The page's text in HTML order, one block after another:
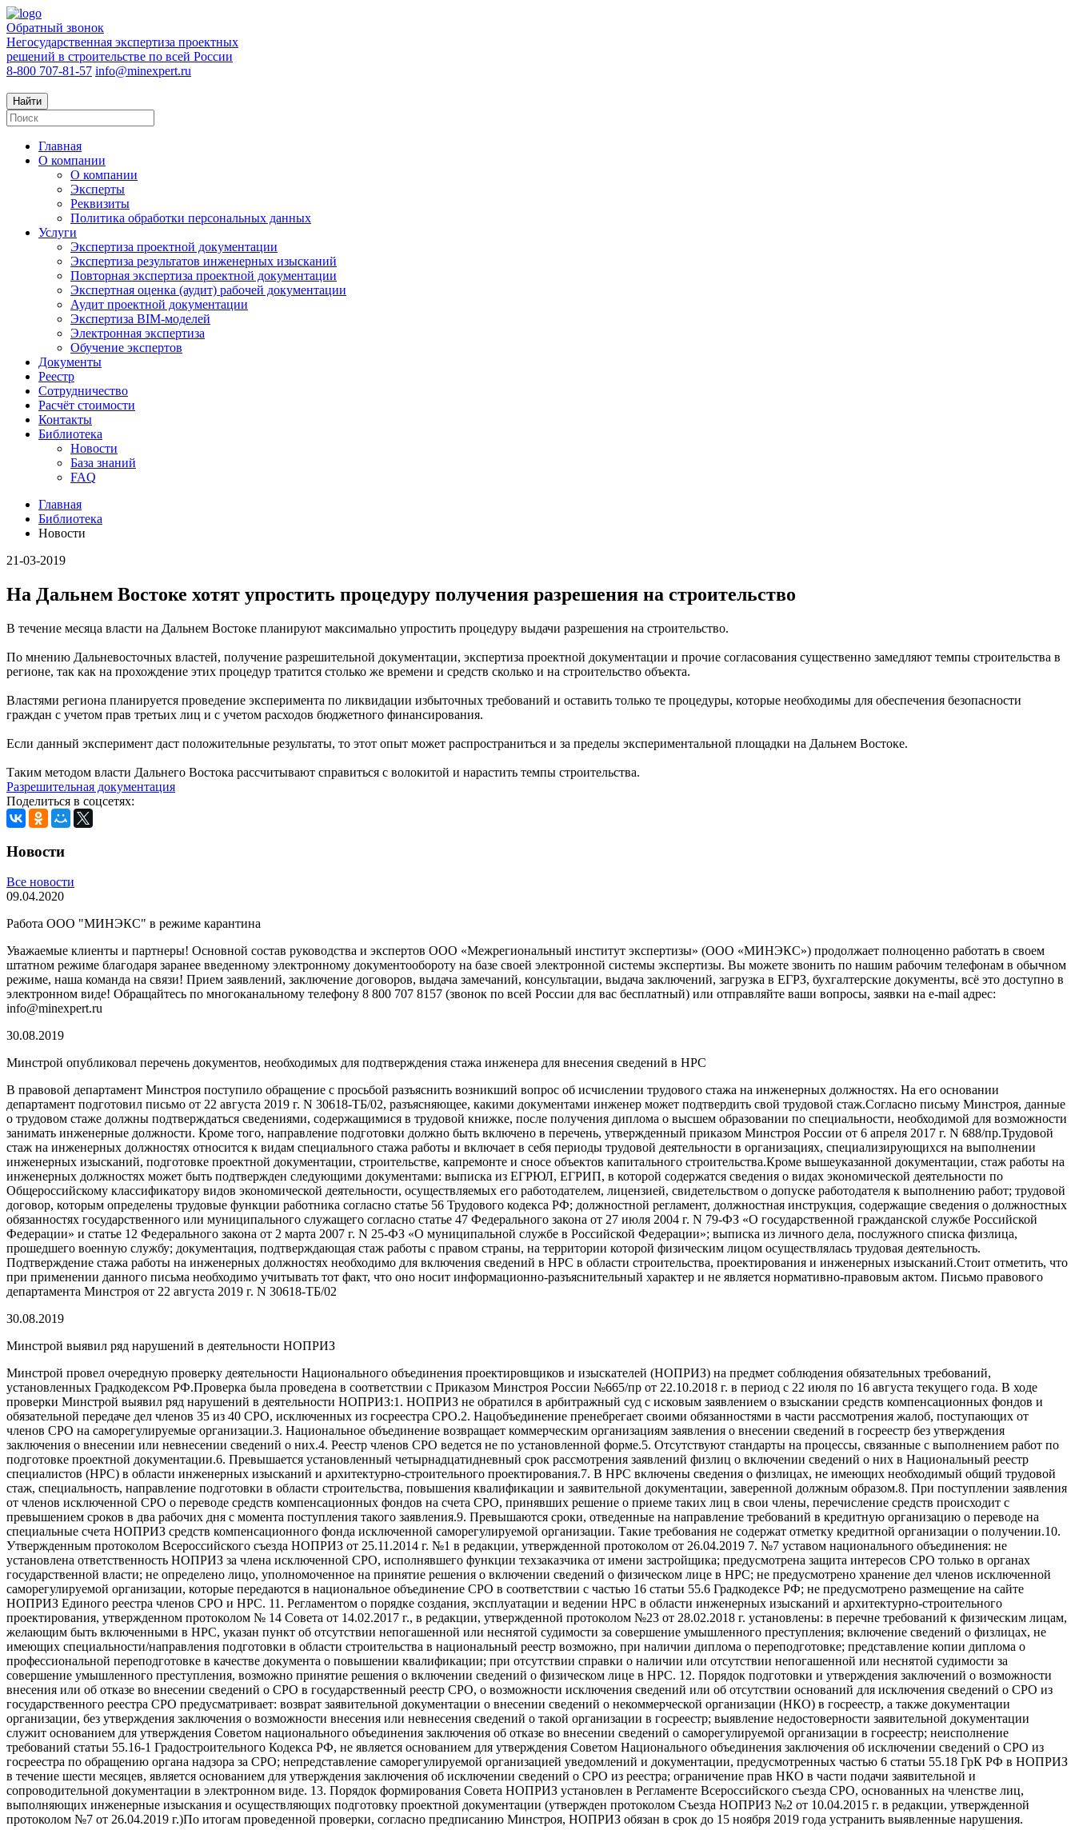
Обратный звонок
Негосударственная экспертиза проектных
решений в строительстве по всей России
8-800 707-81-57 info@minexpert.ru
Найти
Главная
О компании
О компании
Эксперты
Реквизиты
Политика обработки персональных данных
Услуги
Экспертиза проектной документации
Экспертиза результатов инженерных изысканий
Повторная экспертиза проектной документации
Экспертная оценка (аудит) рабочей документации
Аудит проектной документации
Экспертиза BIM-моделей
Электронная экспертиза
Обучение экспертов
Документы
Реестр
Сотрудничество
Расчёт стоимости
Контакты
Библиотека
Новости
База знаний
FAQ
Главная
Библиотека
Новости
21-03-2019
На Дальнем Востоке хотят упростить процедуру получения разрешения на строительство
В течение месяца власти на Дальнем Востоке планируют максимально упростить процедуру выдачи разрешения на строительство.
По мнению Дальневосточных властей, получение разрешительной документации, экспертиза проектной документации и прочие согласования существенно замедляют темпы строительства в
регионе, так как на прохождение этих процедур тратится столько же времени и средств сколько и на строительство объекта.
Властями региона планируется проведение эксперимента по ликвидации избыточных требований и оставить только те процедуры, которые необходимы для обеспечения безопасности
граждан с учетом прав третьих лиц и с учетом расходов бюджетного финансирования.
Если данный эксперимент даст положительные результаты, то этот опыт может распространиться и за пределы экспериментальной площадки на Дальнем Востоке.
Таким методом власти Дальнего Востока рассчитывают справиться с волокитой и нарастить темпы строительства.
Разрешительная документация
Поделиться в соцсетях:
Новости
Все новости
09.04.2020
Работа ООО "МИНЭКС" в режиме карантина
Уважаемые клиенты и партнеры! Основной состав руководства и экспертов ООО «Межрегиональный институт экспертизы» (ООО «МИНЭКС») продолжает полноценно работать в своем
штатном режиме благодаря заранее введенному электронному документообороту на базе своей электронной системы экспертизы. Вы можете звонить по нашим рабочим телефонам в обычном
режиме, наша команда на связи! Прием заявлений, заключение договоров, выдача замечаний, консультации, выдача заключений, загрузка в ЕГРЗ, бухгалтерские документы, всё это доступно в
электронном виде! Обращайтесь по многоканальному телефону 8 800 707 8157 (звонок по всей России для вас бесплатный) или отправляйте ваши вопросы, заявки на e-mail адрес:
info@minexpert.ru
30.08.2019
Минстрой опубликовал перечень документов, необходимых для подтверждения стажа инженера для внесения сведений в НРС
В правовой департамент Минстроя поступило обращение с просьбой разъяснить возникший вопрос об исчислении трудового стажа на инженерных должностях. На его основании
департамент подготовил письмо от 22 августа 2019 г. N 30618-ТБ/02, разъясняющее, какими документами инженер может подтвердить свой трудовой стаж.Согласно письму Минстроя, данные
о трудовом стаже должны подтверждаться сведениями, содержащимися в трудовой книжке, после получения диплома о высшем образовании по специальности, необходимой для возможности
занимать инженерные должности. Кроме того, направление подготовки должно быть включено в перечень, утвержденный приказом Минстроя России от 6 апреля 2017 г. N 688/пр.Трудовой
стаж на инженерных должностях относится к видам специального стажа работы и включает в себя периоды трудовой деятельности в организациях, специализирующихся на выполнении
инженерных изысканий, подготовке проектной документации, строительстве, капремонте и сносе объектов капитального строительства.Кроме вышеуказанной документации, стаж работы на
инженерных должностях может быть подтвержден следующими документами: выписка из ЕГРЮЛ, ЕГРИП, в которой содержатся сведения о видах экономической деятельности по
Общероссийскому классификатору видов экономической деятельности, осуществляемых его работодателем, лицензией, свидетельством о допуске работодателя к выполнению работ; трудовой
договор, которым определены трудовые функции работника согласно статье 56 Трудового кодекса РФ; должностной регламент, должностная инструкция, содержащие сведения о должностных
обязанностях государственного или муниципального служащего согласно статье 47 Федерального закона от 27 июля 2004 г. N 79-ФЗ «О государственной гражданской службе Российской
Федерации» и статье 12 Федерального закона от 2 марта 2007 г. N 25-ФЗ «О муниципальной службе в Российской Федерации»; выписка из личного дела, послужного списка физлица,
прошедшего военную службу; документация, подтверждающая стаж работы с правом страны, на территории которой физическим лицом осуществлялась трудовая деятельность.
Подтверждение стажа работы на инженерных должностях необходимо для включения сведений в НРС в области строительства, проектирования и инженерных изысканий.Стоит отметить, что
при применении данного письма необходимо учитывать тот факт, что оно носит информационно-разъяснительный характер и не является нормативно-правовым актом. Письмо правового
департамента Минстроя от 22 августа 2019 г. N 30618-ТБ/02
30.08.2019
Минстрой выявил ряд нарушений в деятельности НОПРИЗ
Минстрой провел очередную проверку деятельности Национального объединения проектировщиков и изыскателей (НОПРИЗ) на предмет соблюдения обязательных требований,
установленных Градкодексом РФ.Проверка была проведена в соответствии с Приказом Минстроя России №665/пр от 22.10.2018 г. в период с 22 июля по 16 августа текущего года. В ходе
проверки Минстрой выявил ряд нарушений в деятельности НОПРИЗ:1. НОПРИЗ не обратился в арбитражный суд с исковым заявлением о взыскании средств компенсационных фондов и
обязательной передаче дел членов 35 из 40 СРО, исключенных из госреестра СРО.2. Нацобъединение пренебрегает своими обязанностями в части рассмотрения жалоб, поступающих от
членов СРО на саморегулируемые организации.3. Национальное объединение возвращает коммерческим организациям заявления о внесении сведений в госреестр без утверждения
заключения о внесении или невнесении сведений о них.4. Реестр членов СРО ведется не по установленной форме.5. Отсутствуют стандарты на процессы, связанные с выполнением работ по
подготовке проектной документации.6. Превышается установленный четырнадцатидневный срок рассмотрения заявлений физлиц о включении сведений о них в Национальный реестр
специалистов (НРС) в области инженерных изысканий и архитектурно-строительного проектирования.7. В НРС включены сведения о физлицах, не имеющих необходимый общий трудовой
стаж, специальность, направление подготовки в области строительства, повышения квалификации и заявительной документации, заверенной должным образом.8. При поступлении заявления
от членов исключенной СРО о переводе средств компенсационных фондов на счета СРО, принявших решение о приеме таких лиц в свои члены, перечисление средств происходит с
превышением сроков в два рабочих дня с момента поступления такого заявления.9. Превышаются сроки, отведенные на направление требований в кредитную организацию о переводе на
специальные счета НОПРИЗ средств компенсационного фонда исключенной саморегулируемой организации. Такие требования не содержат отметку кредитной организации о получении.10.
Утвержденным протоколом Всероссийского съезда НОПРИЗ от 25.11.2014 г. №1 в редакции, утвержденной протоколом от 26.04.2019 7. №7 уставом национального объединения: не
установлена ответственность НОПРИЗ за члена исключенной СРО, исполнявшего функции техзаказчика от имени застройщика; предусмотрена защита интересов СРО только в органах
государственной власти; не определено лицо, уполномоченное на принятие решения о включении сведений о физическом лице в НРС; не предусмотрено хранение дел членов исключенной
саморегулируемой организации, которые передаются в национальное объединение СРО в соответствии с частью 16 статьи 55.6 Градкодексе РФ; не предусмотрено размещение на сайте
НОПРИЗ Единого реестра членов СРО и НРС. 11. Регламентом о порядке создания, эксплуатации и ведении НРС в области инженерных изысканий и архитектурно-строительного
проектирования, утвержденном протоколом № 14 Совета от 14.02.2017 г., в редакции, утвержденной протоколом №23 от 28.02.2018 г. установлены: в перечне требований к физическим лицам,
желающим быть включенными в НРС, указан пункт об отсутствии непогашенной или неснятой судимости за совершение умышленного преступления; включение сведений о физлицах, не
имеющих специальности/направления подготовки в области строительства в национальный реестр возможно, при наличии диплома о переподготовке; представление копии диплома о
профессиональной переподготовке в качестве документа о повышении квалификации; при отсутствии справки о наличии или отсутствии непогашенной или неснятой судимости за
совершение умышленного преступления, возможно принятие решения о включении сведений о физическом лице в НРС. 12. Порядок подготовки и утверждения заключений о возможности
внесения или об отказе во внесении сведений о СРО в государственный реестр СРО, о возможности исключения сведений или об отсутствии оснований для исключения сведений о СРО из
государственного реестра СРО предусматривает: возврат заявительной документации о внесении сведений о некоммерческой организации (НКО) в госреестр, а также документации
организации, без утверждения заключения о возможности внесения или невнесения сведений о такой организации в госреестр; выявление недостоверности заявительной документации
служит основанием для утверждения Советом национального объединения заключения об отказе во внесении сведений о саморегулируемой организации в госреестр; неисполнение
требований статьи 55.16-1 Градостроительного Кодекса РФ, не является основанием для утверждения Советом Национального объединения заключения об исключении сведений о СРО из
госреестра по обращению органа надзора за СРО; непредставление саморегулируемой организацией уведомлений и документации, предусмотренных частью 6 статьи 55.18 ГрК РФ в НОПРИЗ
в течение шести месяцев, является основанием для утверждения заключения об исключении сведений о СРО из реестра; ограничение прав НКО в части подачи заявительной и
сопроводительной документации в электронном виде. 13. Порядок формирования Совета НОПРИЗ установлен в Регламенте Всероссийского съезда СРО, основанных на членстве лиц,
выполняющих инженерные изыскания и осуществляющих подготовку проектной документации (утвержден протоколом Съезда НОПРИЗ №2 от 10.04.2015 г. в редакции, утвержденной
протоколом №7 от 26.04.2019 г.)По итогам проведенной проверки, согласно предписанию Минстроя, НОПРИЗ обязан в срок до 15 ноября 2019 года устранить выявленные нарушения.